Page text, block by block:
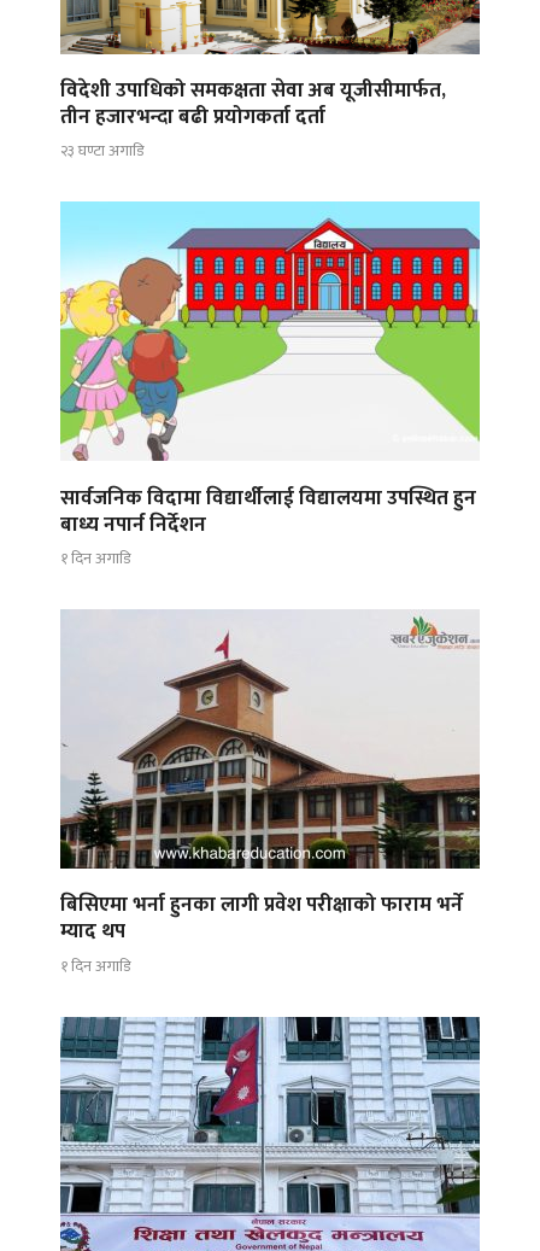
विदेशी उपाधिको समकक्षता सेवा अब यूजीसीमार्फत,
तीन हजारभन्दा बढी प्रयोगकर्ता दर्ता
२३ घण्टा अगाडि
सार्वजनिक विदामा विद्यार्थीलाई विद्यालयमा उपस्थित हुन
बाध्य नपार्न निर्देशन
१ दिन अगाडि
बिसिएमा भर्ना हुनका लागी प्रवेश परीक्षाको फाराम भर्ने
म्याद थप
१ दिन अगाडि